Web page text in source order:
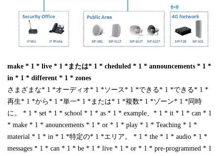
make * 1 * live * 1 *または* 1 * cheduled * 1 * announcements * 1 *
in * 1 * different * 1 * zones
さまざまな* 1 *オーディオ* 1 *ソース* 1 *できる* 1 *できる* 1 *
再生* 1 *から* 1 *単一* 1 *または* 1 *複数* 1 *ゾーン* 1 *同時
に。 * 1 * set * 1 * school * 1 * as * 1 * example、* 1 * it * 1 * can * 1
* make * 1 * anouncements * 1 * or * 1 * play * 1 * Teaching * 1 *
material * 1 * in * 1 *特定の* 1 *エリア。 * 1 * the * 1 * audio * 1 *
messages * 1 * can * 1 * be * 1 * live * 1 * or * 1 * pre-programmed * 1